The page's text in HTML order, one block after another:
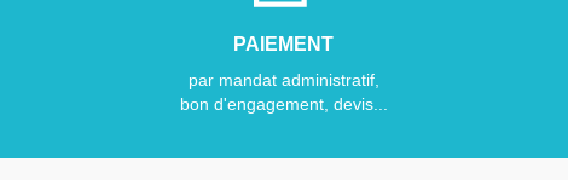
PAIEMENT
par mandat administratif,
bon d'engagement, devis...